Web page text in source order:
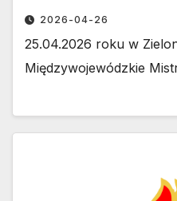
2026-04-26
25.04.2026 roku w
Międzywojewódzkie